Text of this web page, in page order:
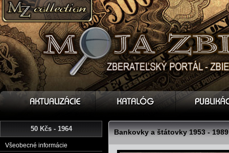
50 Kčs - 1964
Všeobecné informácie
Bankovky a štátovky 1953 -